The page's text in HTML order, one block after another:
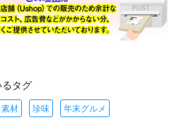
るタグ
素材 珍味 年末グルメ